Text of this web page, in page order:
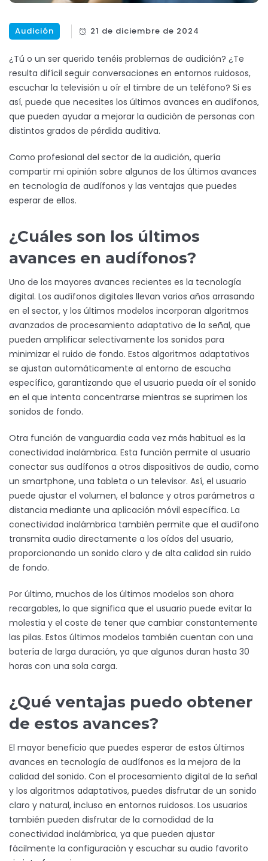
Audición 21 de diciembre de 2024
¿Tú o un ser querido tenéis problemas de audición? ¿Te
resulta difícil seguir conversaciones en entornos ruidosos,
escuchar la televisión u oír el timbre de un teléfono? Si es
así, puede que necesites los últimos avances en audífonos,
que pueden ayudar a mejorar la audición de personas con
distintos grados de pérdida auditiva.
Como profesional del sector de la audición, quería
compartir mi opinión sobre algunos de los últimos avances
en tecnología de audífonos y las ventajas que puedes
esperar de ellos.
¿Cuáles son los últimos
avances en audífonos?
Uno de los mayores avances recientes es la tecnología
digital. Los audífonos digitales llevan varios años arrasando
en el sector, y los últimos modelos incorporan algoritmos
avanzados de procesamiento adaptativo de la señal, que
pueden amplificar selectivamente los sonidos para
minimizar el ruido de fondo. Estos algoritmos adaptativos
se ajustan automáticamente al entorno de escucha
específico, garantizando que el usuario pueda oír el sonido
en el que intenta concentrarse mientras se suprimen los
sonidos de fondo.
Otra función de vanguardia cada vez más habitual es la
conectividad inalámbrica. Esta función permite al usuario
conectar sus audífonos a otros dispositivos de audio, como
un smartphone, una tableta o un televisor. Así, el usuario
puede ajustar el volumen, el balance y otros parámetros a
distancia mediante una aplicación móvil específica. La
conectividad inalámbrica también permite que el audífono
transmita audio directamente a los oídos del usuario,
proporcionando un sonido claro y de alta calidad sin ruido
de fondo.
Por último, muchos de los últimos modelos son ahora
recargables, lo que significa que el usuario puede evitar la
molestia y el coste de tener que cambiar constantemente
las pilas. Estos últimos modelos también cuentan con una
batería de larga duración, ya que algunos duran hasta 30
horas con una sola carga.
¿Qué ventajas puedo obtener
de estos avances?
El mayor beneficio que puedes esperar de estos últimos
avances en tecnología de audífonos es la mejora de la
calidad del sonido. Con el procesamiento digital de la señal
y los algoritmos adaptativos, puedes disfrutar de un sonido
claro y natural, incluso en entornos ruidosos. Los usuarios
también pueden disfrutar de la comodidad de la
conectividad inalámbrica, ya que pueden ajustar
fácilmente la configuración y escuchar su audio favorito